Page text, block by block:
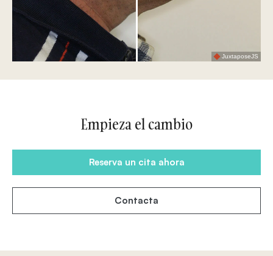
JuxtaposeJS
Empieza el cambio
Reserva un cita ahora
Contacta